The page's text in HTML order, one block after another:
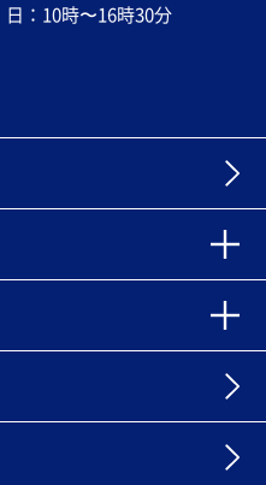
：10時〜16時30分